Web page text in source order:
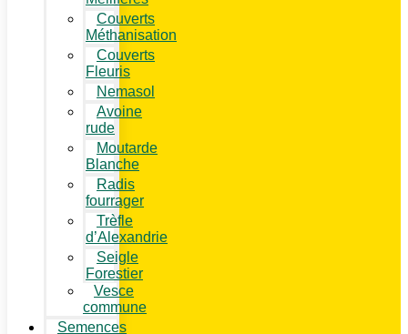
Couverts
Méthanisation
Couverts
Fleuris
Nemasol
Avoine
rude
Moutarde
Blanche
Radis
fourrager
Trèfle
d’Alexandrie
Seigle
Forestier
Vesce
commune
Semences